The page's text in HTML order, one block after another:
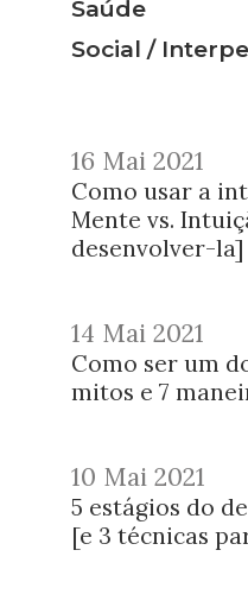
Saúde
Social /
16 Mai 2021
Como usar a
Mente vs.
desenvolver-la]
14 Mai 2021
Como ser um
mitos e 7
10 Mai 2021
5 estágios do
[e 3 técnicas